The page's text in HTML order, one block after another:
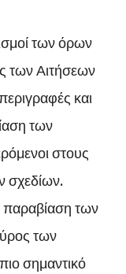
των όρων
των Αιτήσεων
και
των
στους
σχεδίων.
παραβίαση των
των
σημαντικό